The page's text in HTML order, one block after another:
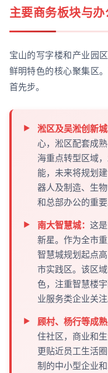
主要商务板块与
宝山的写字楼和产业园
鲜明特色的核心聚集区
首先步。
淞区及吴淞创新城
心，淞区配套成
海重点转型区域
能，未来将规划
器人及制造、生
和总部办公的重要
南大智慧城： 这
新星。作为全市
智慧城规划起点
市实践区。该区
色，注重智慧楼
业服务类企业关注
顾村、杨行等成熟
住社区，商业和
更贴近员工生活
制的中小型企业